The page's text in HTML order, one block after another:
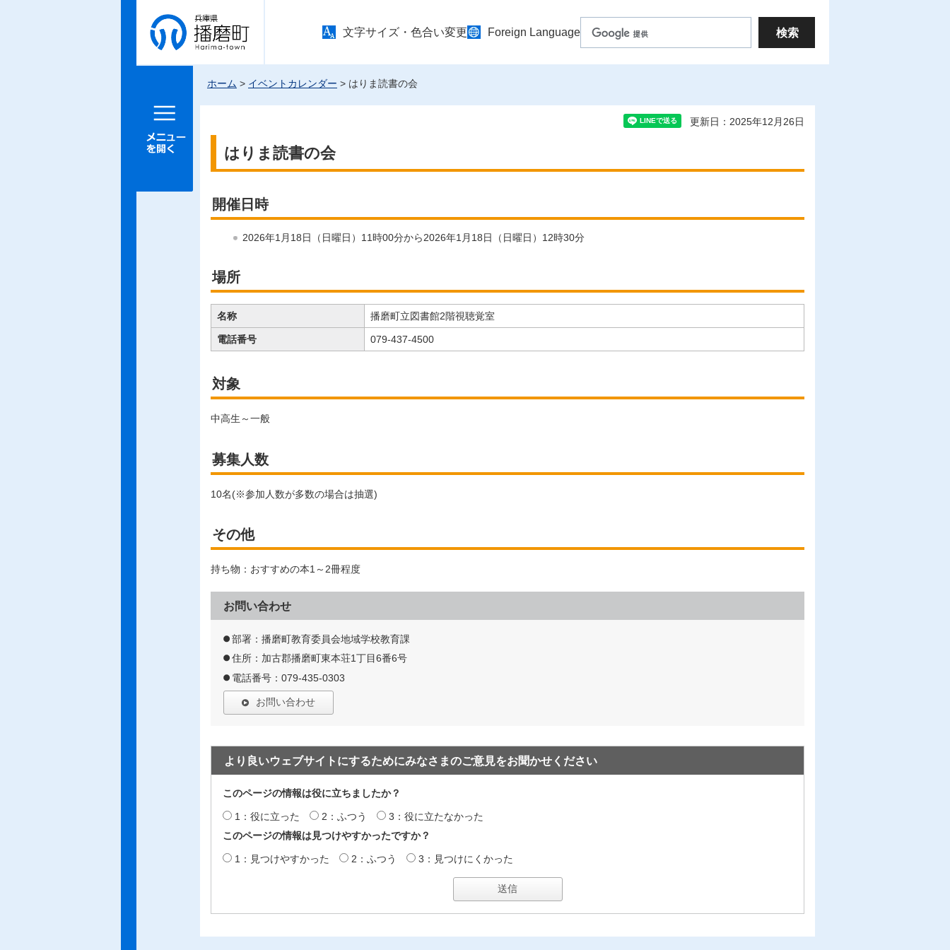
兵庫県 播
磨町
文字サイズ・色合い変更 Foreign Language
メニュー
ホーム > イベントカレンダー > はりま読書の会
更新日：2025年12月26日
はりま読書の会
開催日時
2026年1月18日（日曜日）11時00分から2026年1月18日（日曜日）12時30分
場所
名称 播磨町立図書館2階視聴覚室
電話番号 079-437-4500
対象
中高生～一般
募集人数
10名(※参加人数が多数の場合は抽選)
その他
持ち物：おすすめの本1～2冊程度
お問い合わせ
部署：播磨町教育委員会地域学校教育課
住所：加古郡播磨町東本荘1丁目6番6号
電話番号：079-435-0303
お問い合わせ
より良いウェブサイトにするためにみなさまのご意見をお聞かせください
このページの情報は役に立ちましたか？
1：役に立った 2：ふつう
3：役に立たなかった
このページの情報は見つけやすかったですか？
1：見つけやすかった 2：ふつう 3：見つけにくかった